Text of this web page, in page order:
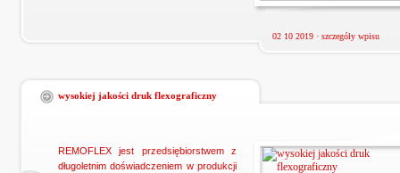
02 10 2019 · szczegóły wpisu
wysokiej jakości druk flexograficzny
REMOFLEX jest przedsiębiorstwem z
długoletnim doświadczeniem w produkcji